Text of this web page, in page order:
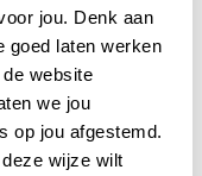
jou. Denk aan
goed laten werken
website
we jou
op jou afgestemd.
wijze wilt